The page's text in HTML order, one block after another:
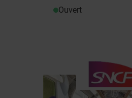
Ouvert